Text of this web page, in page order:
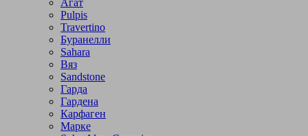
Pulpis
Travertino
Буранелли
Sahara
Вяз
Sandstone
Гарда
Гардена
Карфаген
Марке